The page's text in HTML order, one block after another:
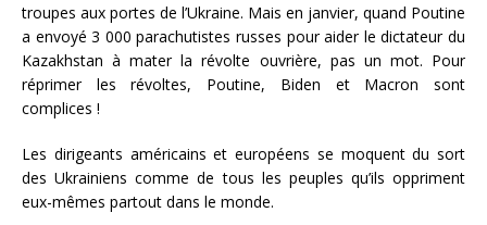
troupes aux portes de l’Ukraine. Mais en janvier, quand Poutine
a envoyé 3 000 parachutistes russes pour aider le dictateur du
Kazakhstan à mater la révolte ouvrière, pas un mot. Pour
réprimer les révoltes, Poutine, Biden et Macron sont
complices !
Les dirigeants américains et européens se moquent du sort
des Ukrainiens comme de tous les peuples qu’ils oppriment
eux-mêmes partout dans le monde.